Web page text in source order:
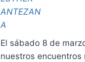
El sábado 8 de
nuestros